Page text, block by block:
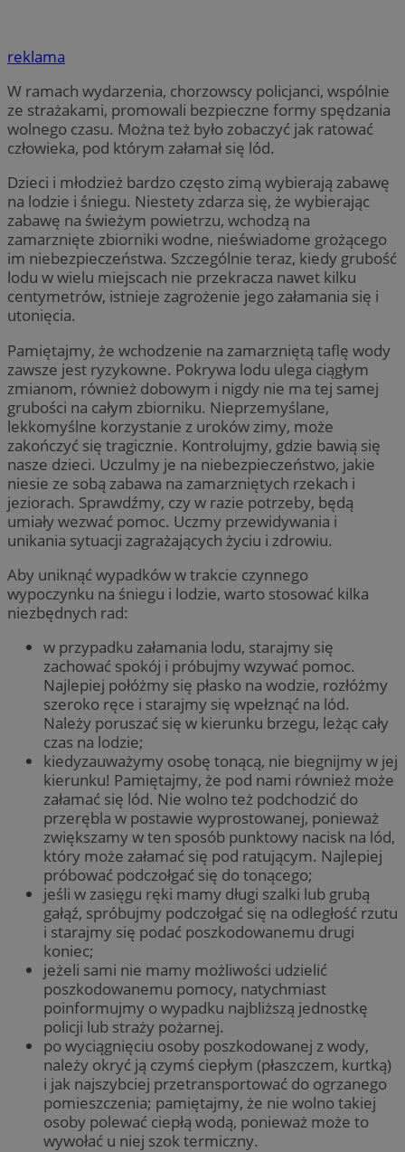
reklama
W ramach wydarzenia, chorzowscy policjanci, wspólnie
ze strażakami, promowali bezpieczne formy spędzania
wolnego czasu. Można też było zobaczyć jak ratować
człowieka, pod którym załamał się lód.
Dzieci i młodzież bardzo często zimą wybierają zabawę
na lodzie i śniegu. Niestety zdarza się, że wybierając
zabawę na świeżym powietrzu, wchodzą na
zamarznięte zbiorniki wodne, nieświadome grożącego
im niebezpieczeństwa. Szczególnie teraz, kiedy grubość
lodu w wielu miejscach nie przekracza nawet kilku
centymetrów, istnieje zagrożenie jego załamania się i
utonięcia.
Pamiętajmy, że wchodzenie na zamarzniętą taflę wody
zawsze jest ryzykowne. Pokrywa lodu ulega ciągłym
zmianom, również dobowym i nigdy nie ma tej samej
grubości na całym zbiorniku. Nieprzemyślane,
lekkomyślne korzystanie z uroków zimy, może
zakończyć się tragicznie. Kontrolujmy, gdzie bawią się
nasze dzieci. Uczulmy je na niebezpieczeństwo, jakie
niesie ze sobą zabawa na zamarzniętych rzekach i
jeziorach. Sprawdźmy, czy w razie potrzeby, będą
umiały wezwać pomoc. Uczmy przewidywania i
unikania sytuacji zagrażających życiu i zdrowiu.
Aby uniknąć wypadków w trakcie czynnego
wypoczynku na śniegu i lodzie, warto stosować kilka
niezbędnych rad:
w przypadku załamania lodu, starajmy się
zachować spokój i próbujmy wzywać pomoc.
Najlepiej połóżmy się płasko na wodzie, rozłóżmy
szeroko ręce i starajmy się wpełznąć na lód.
Należy poruszać się w kierunku brzegu, leżąc cały
czas na lodzie;
kiedyzauważymy osobę tonącą, nie biegnijmy w jej
kierunku! Pamiętajmy, że pod nami również może
załamać się lód. Nie wolno też podchodzić do
przerębla w postawie wyprostowanej, ponieważ
zwiększamy w ten sposób punktowy nacisk na lód,
który może załamać się pod ratującym. Najlepiej
próbować podczołgać się do tonącego;
jeśli w zasięgu ręki mamy długi szalki lub grubą
gałąź, spróbujmy podczołgać się na odległość rzutu
i starajmy się podać poszkodowanemu drugi
koniec;
jeżeli sami nie mamy możliwości udzielić
poszkodowanemu pomocy, natychmiast
poinformujmy o wypadku najbliższą jednostkę
policji lub straży pożarnej.
po wyciągnięciu osoby poszkodowanej z wody,
należy okryć ją czymś ciepłym (płaszczem, kurtką)
i jak najszybciej przetransportować do ogrzanego
pomieszczenia; pamiętajmy, że nie wolno takiej
osoby polewać ciepłą wodą, ponieważ może to
wywołać u niej szok termiczny.